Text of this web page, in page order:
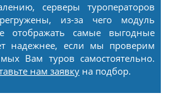
серверы туроператоров
из-за чего модуль
отображать самые выгодные
надежнее, если мы проверим
Вам туров самостоятельно.
нам заявку на подбор.